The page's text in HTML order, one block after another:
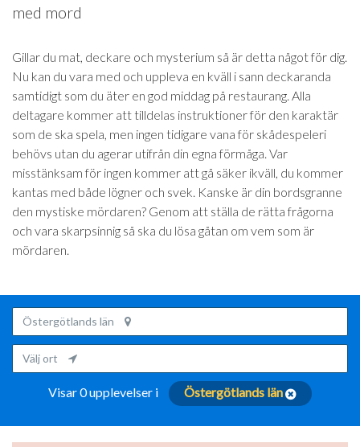
med mord
Gillar du mat, deckare och mysterium så är detta något för dig.
Nu kan du vara med och uppleva en kväll i sann deckaranda
samtidigt som du äter en god middag på restaurang. Alla
deltagare kommer att tilldelas instruktioner för den karaktär
som de ska spela, men ingen tidigare vana för skådespeleri
behövs utan du agerar utifrån din egna förmåga. Var
misstänksam för ingen kommer att gå säker ikväll, du kommer
kantas med både lögner och svek. Kanske är din bordsgranne
den mystiske mördaren? Genom att ställa de rätta frågorna
och vara skarpsinnig så ska du lösa gåtan om vem som är
mördaren.
Östergötlands län
Välj ort
Visar 0 upplevelser i Östergötlands län